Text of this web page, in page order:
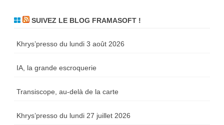
SUIVEZ LE BLOG FRAMASOFT !
Khrys’presso du lundi 3 août 2026
IA, la grande escroquerie
Transiscope, au-delà de la carte
Khrys’presso du lundi 27 juillet 2026